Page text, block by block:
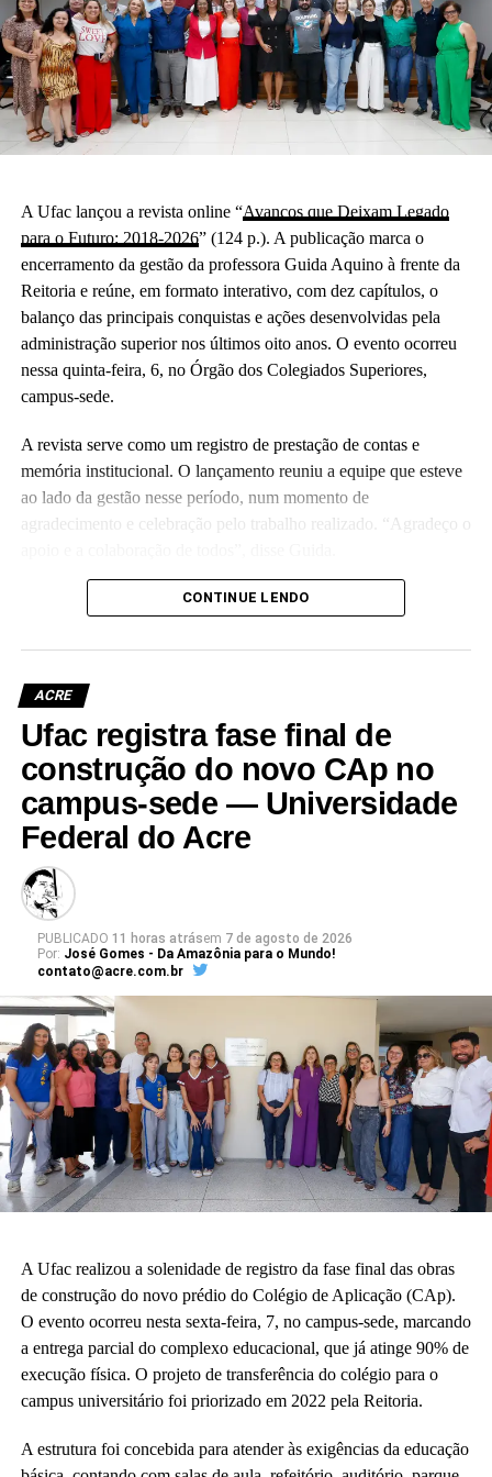
A Ufac lançou a revista online “Avanços que Deixam Legado
para o Futuro: 2018-2026” (124 p.). A publicação marca o
encerramento da gestão da professora Guida Aquino à frente da
Reitoria e reúne, em formato interativo, com dez capítulos, o
balanço das principais conquistas e ações desenvolvidas pela
administração superior nos últimos oito anos. O evento ocorreu
nessa quinta-feira, 6, no Órgão dos Colegiados Superiores,
campus-sede.
A revista serve como um registro de prestação de contas e
memória institucional. O lançamento reuniu a equipe que esteve
ao lado da gestão nesse período, num momento de
agradecimento e celebração pelo trabalho realizado. “Agradeço o
(Camila Barbosa, estagiária Ascom/Ufac)
Leia Mais: UFAC
CONTINUE LENDO
ACRE
Ufac registra fase final de
construção do novo CAp no
campus-sede — Universidade
Federal do Acre
PUBLICADO 11 horas atrásem 7 de agosto de 2026
Por: José Gomes - Da Amazônia para o Mundo!
contato@acre.com.br
A Ufac realizou a solenidade de registro da fase final das obras
de construção do novo prédio do Colégio de Aplicação (CAp).
O evento ocorreu nesta sexta-feira, 7, no campus-sede, marcando
a entrega parcial do complexo educacional, que já atinge 90% de
execução física. O projeto de transferência do colégio para o
campus universitário foi priorizado em 2022 pela Reitoria.
A estrutura foi concebida para atender às exigências da educação